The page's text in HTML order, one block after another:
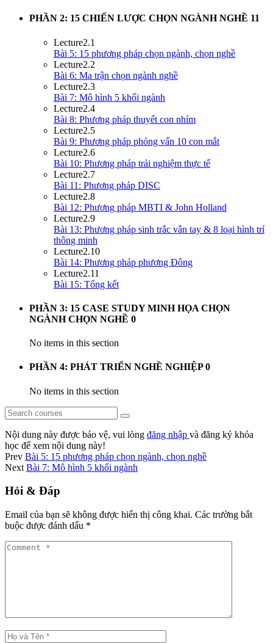
PHẦN 2: 15 CHIẾN LƯỢC CHỌN NGÀNH NGHỀ 11
Lecture2.1
Bài 5: 15 phương pháp chọn ngành, chọn nghề
Lecture2.2
Bài 6: Ma trận chọn ngành nghề
Lecture2.3
Bài 7: Mô hình 5 khối ngành
Lecture2.4
Bài 8: Phương pháp thuyết con nhím
Lecture2.5
Bài 9: Phương pháp phỏng vấn 10 con mắt
Lecture2.6
Bài 10: Phương pháp trải nghiệm thực tế
Lecture2.7
Bài 11: Phương pháp DISC
Lecture2.8
Bài 12: Phương pháp MBTI & John Holland
Lecture2.9
Bài 13: Phương pháp sinh trắc vân tay & 8 loại hình trí
thông minh
Lecture2.10
Bài 14: Phương pháp phương Đông
Lecture2.11
Bài 15: Tổng kết
PHẦN 3: 15 CASE STUDY MINH HỌA CHỌN
NGÀNH CHỌN NGHỀ 0
No items in this section
PHẦN 4: PHÁT TRIỂN NGHỀ NGHIỆP0
No items in this section
Nội dung này được bảo vệ, vui lòng đăng nhập và đăng ký khóa
học để xem nội dung này!
Prev Bài 5: 15 phương pháp chọn ngành, chọn nghề
Next Bài 7: Mô hình 5 khối ngành
Hỏi & Đáp
Email của bạn sẽ không được hiển thị công khai. Các trường bắt
buộc được đánh dấu *